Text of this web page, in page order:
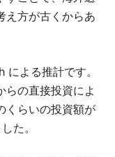
え方が古くからあ
よる推計です。
らの直接投資によ
くらいの投資額が
た。